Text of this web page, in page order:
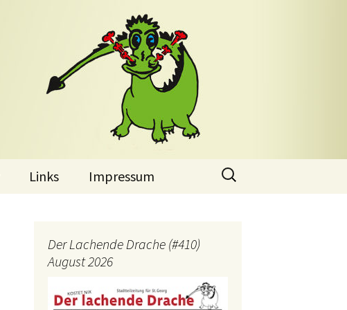
Links Impressum
Suchen
nach:
Der Lachende Drache (#410)
August 2026